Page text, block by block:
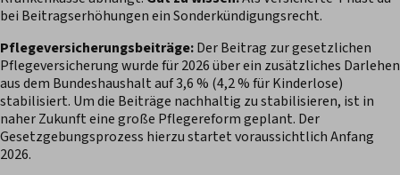
bei Beitragserhöhungen ein Sonderkündigungsrecht.
Pflegeversicherungsbeiträge:Der Beitrag zur gesetzlichen
Pflegeversicherung wurde für 2026 über ein zusätzliches Darlehen
aus dem Bundeshaushalt auf 3,6 % (4,2 % für Kinderlose)
stabilisiert. Um die Beiträge nachhaltig zu stabilisieren, ist in
naher Zukunft eine große Pflegereform geplant. Der
Gesetzgebungsprozess hierzu startet voraussichtlich Anfang
2026.